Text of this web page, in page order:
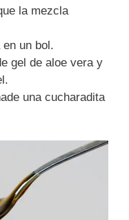
la mezcla
un bol.
gel de aloe vera y
una cucharadita